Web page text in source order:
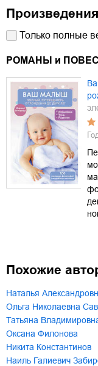
Только полные
РОМАНЫ и
Похожие
Наталья
Ольга Николаевна
Татьяна
Оксана Филонова
Никита Константинов
Наиль Галиевич